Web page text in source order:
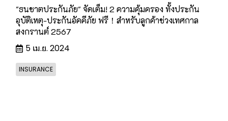
"ธนชาตประกันภัย" จัดเต็ม! 2 ความคุ้มครอง ทั้งประกัน
อุบัติเหตุ-ประกันอัคคีภัย ฟรี！สำหรับลูกค้าช่วงเทศกาล
สงกรานต์ 2567
5 เม.ย. 2024
INSURANCE